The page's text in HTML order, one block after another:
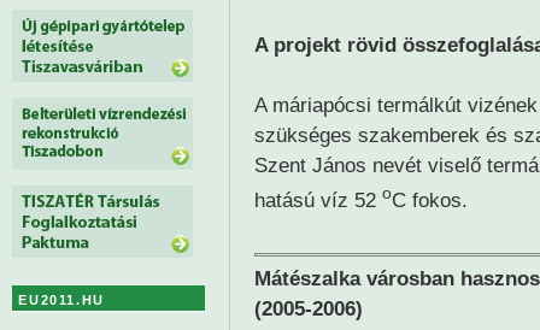
A projekt rövid
A máriapócsi termálkút
szükséges szakemberek és
Szent János nevét viselő
hatású víz 52 oC fokos.
Mátészalka városban
(2005-2006)
EU2011.HU